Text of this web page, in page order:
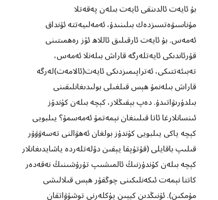
بۇ ئايەت ئالدىنقى ئايەت بىلەن پەقەتلا
مۇناسىۋەتسىزدەك بىلىنىدۇ، ئەمەلىيەتتە ئۇنداق
ئەمەس. بۇ ئايەت ئارقىلىق ئاللاھ ئۆز رەھمىتىنى
قۇرئاندىكى ئايەتلەرگە قاراش بىلەنلا ئەمەس،
تەبىئەتتىكى، ئەتراپىمىزدىكى ئايەت(ئالامەت)لەرگە
قاراش بىلەنمۇ ھېس قىلغىلى بولىدىغانلىقىنى
بىلدۈرىۋاتىدۇ. دەپ بېقىڭلار، كېچە بىلەن كۈندۈز
ئىنسانلارغا ئاتا قىلىنغان نېمەتمۇ ئەمەسمۇ؟ يىلبويى
كېچە ياكى يىلبويى كۈندۈز بولغان ئەھۋالنى تەسەۋۋۇر
قىلىپ باقايلى (قۇتۇپقا يېقىن دۆلەتلەردە ياشايدىغانلار
كېچە بىلەن كۈندۈزنىڭ ئالمىشىپ تۇرۇشىنىڭ نەقەدەر
كاتتا نېمەت ئىكەنلىكىنى چوڭقۇر ھېس قىلالىشى
مۇمكىن). ئۇنىڭدىن كېيىن يۈكلەرنى توشۇۋاتقان